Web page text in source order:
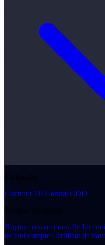
Embauche
Contrat CDI Contrat CDD
Rupture du contrat
Rupture conventionnelle
de tout compte Certificat de